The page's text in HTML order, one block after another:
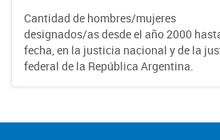
Cantidad de hombres/mujeres
designados/as desde el año 2000
fecha, en la justicia nacional y de la
federal de la República Argentina.